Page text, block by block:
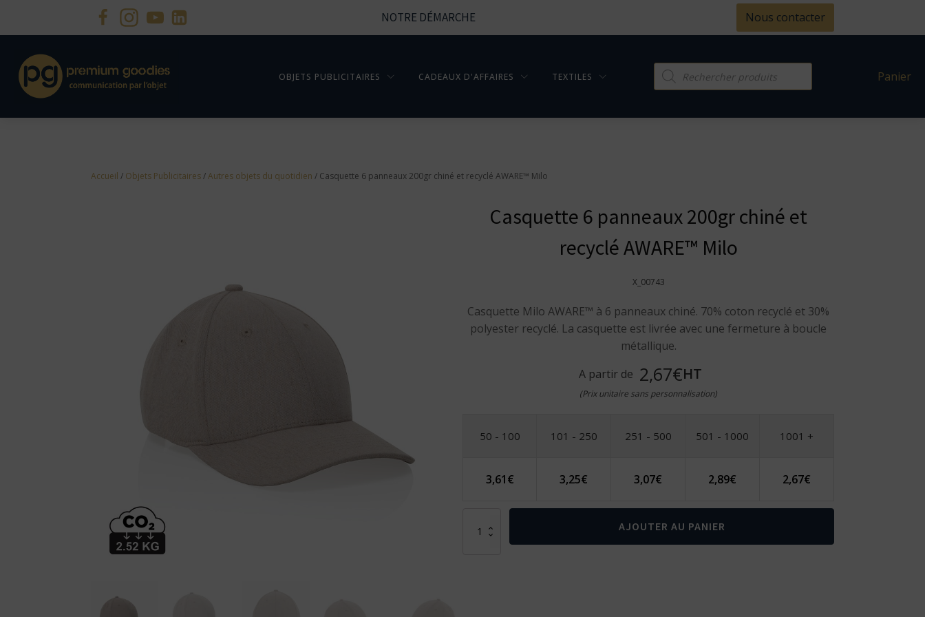
NOTRE DÉMARCHE Nous contacter
OBJETS PUBLICITAIRES CADEAUX D'AFFAIRES TEXTILES
Recherche
Panier
Accueil / Objets Publicitaires/Autres objets du quotidien / Casquette 6 panneaux 200gr chiné et recyclé AWARE™ Milo
Casquette 6 panneaux 200gr chiné et
recyclé AWARE™ Milo
X_00743
Casquette Milo AWARE™ à 6 panneaux chiné. 70% coton recyclé et 30%
polyester recyclé. La casquette est livrée avec une fermeture à boucle
métallique.
A partir de 2,67€HT
(Prix unitaire sans personnalisation)
50 - 100 101 - 250 251 - 500 501 - 1000 1001 +
3,61€ 3,25€ 3,07€ 2,89€ 2,67€
AJOUTER AU PANIER